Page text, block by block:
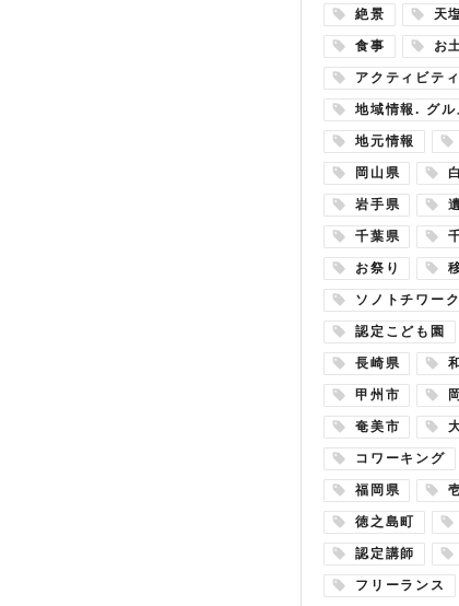
絶景 天
食事 お
アクティビティ
地域情報. グル
地元情報
岡山県
岩手県
千葉県
お祭り
ソノトチワーク
認定こども園
長崎県
甲州市
奄美市
コワーキング
福岡県
徳之島町
認定講師
フリーランス